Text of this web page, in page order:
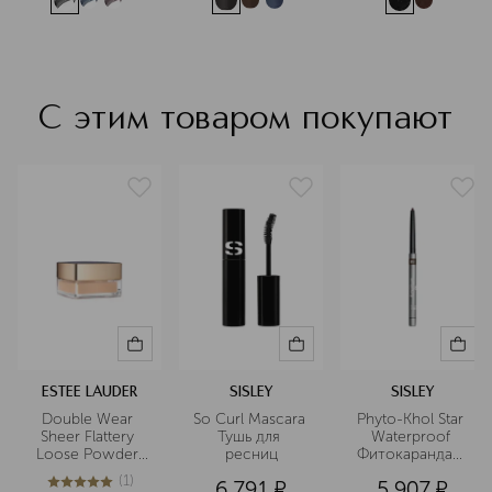
Подробнее
С этим товаром покупают
ESTEE LAUDER
Double Wear
Sheer Flattery
Loose Powder
Рассыпчатая
(1)
SISLEY
So Curl Mascara
Тушь для
ресниц
SISLEY
Phyto-Khol Star
Waterproof
Фитокарандаш